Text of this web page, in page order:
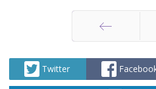
Артқа
Twitter